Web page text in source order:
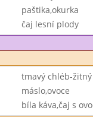
paštika,okurka
čaj lesní plody
tmavý chléb-žitný
máslo,ovoce
bíla káva,čaj s